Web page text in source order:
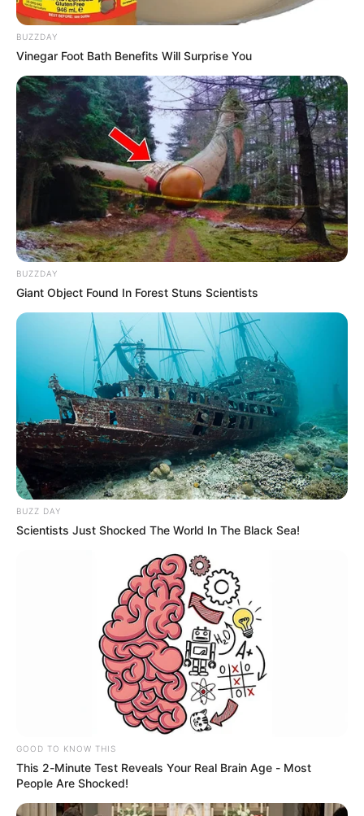
GOLEADA
América goleó al Junior y se ratificó
entre los ocho de la Liga Betplay
GOLEADA
Las colombianas golearon
3 a 0 a las argentinas en la
Sudamericano Femenino
Sub 17
GOLEADA
Luis Díaz apareció en la
acariciar los cuartos de la
GOLEADA
Luis Díaz celebra dos años
de su primer gol en el
Liverpool
asistencia, lideró goleada
BUZZDAY
Vinegar Foot Bath Benefits Will Surprise You
BUZZDAY
Giant Object Found In Forest Stuns Scientists
BUZZ DAY
Scientists Just Shocked The World In The Black Sea!
GOOD TO KNOW THIS
This 2-Minute Test Reveals Your Real Brain Age - Most
People Are Shocked!